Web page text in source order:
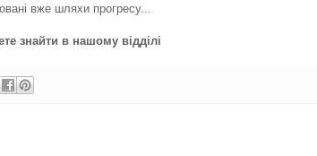
вже шляхи прогресу...
знайти в нашому відділі